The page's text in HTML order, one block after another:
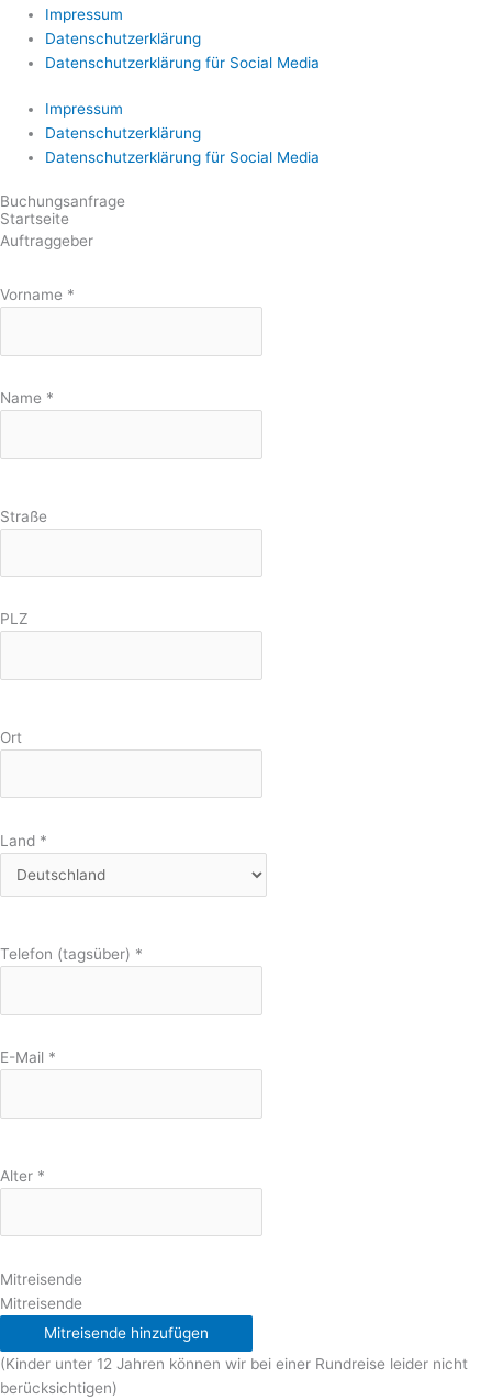
Impressum
Datenschutzerklärung
Datenschutzerklärung für Social Media
Impressum
Datenschutzerklärung
Datenschutzerklärung für Social Media
Buchungsanfrage
Startseite
Auftraggeber
Vorname *
Name *
Straße
PLZ
Ort
Land *
Telefon (tagsüber) *
E-Mail *
Alter *
Mitreisende
Mitreisende
Mitreisende hinzufügen
(Kinder unter 12 Jahren können wir bei einer Rundreise leider nicht
berücksichtigen)